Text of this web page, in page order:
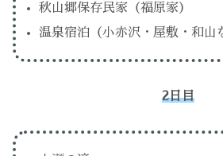
秋山郷保存民家（福原家）
温泉宿泊（小赤沢・屋敷・和山
2日目